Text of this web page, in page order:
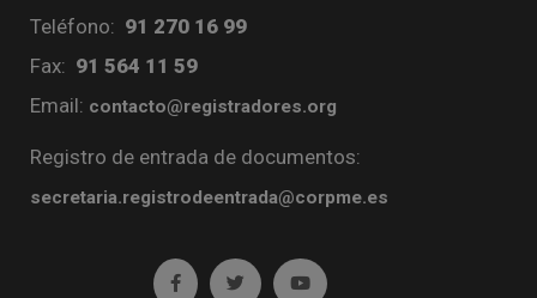
Teléfono: 91 270 16 99
Fax: 91 564 11 59
Email: contacto@registradores.org
Registro de entrada de documentos:
secretaria.registrodeentrada@corpme.es
Ir a facebook (abre en ventana nueva)
Ir a twitter (abre en ventana nueva)
Ir a YouTube (abre en